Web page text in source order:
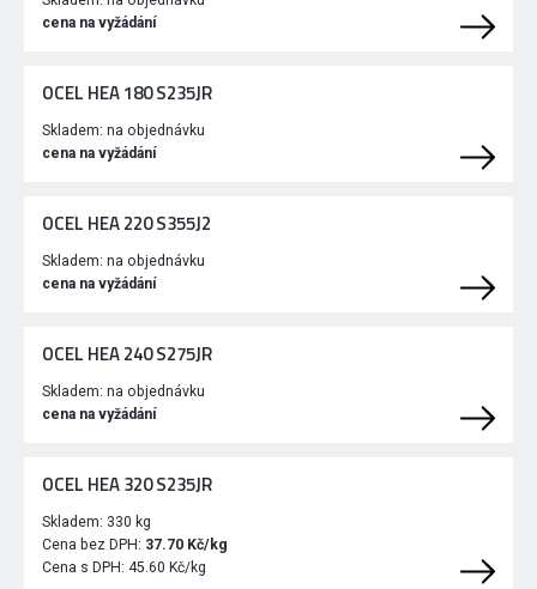
cena na vyžádání
OCEL HEA 180 S235JR
Skladem: na objednávku
cena na vyžádání
OCEL HEA 220 S355J2
Skladem: na objednávku
cena na vyžádání
OCEL HEA 240 S275JR
Skladem: na objednávku
cena na vyžádání
OCEL HEA 320 S235JR
Skladem: 330 kg
Cena bez DPH: 37.70 Kč/kg
Cena s DPH: 45.60 Kč/kg